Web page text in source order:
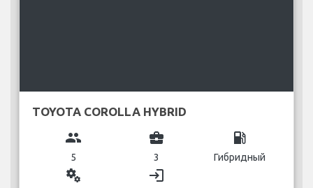
TOYOTA COROLLA HYBRID
group
5
business_center
3
local_gas_station
Гибридный
miscellaneous_services login